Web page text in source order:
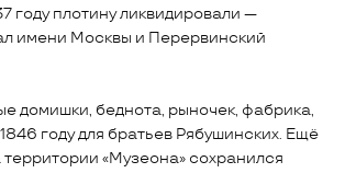
году плотину ликвидировали —
имени Москвы и Перервинский
домишки, беднота, рыночек, фабрика,
году для братьев Рябушинских. Ещё
территории «Музеона» сохранился